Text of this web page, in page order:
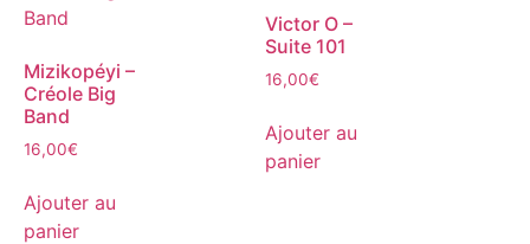
Mizikopéyi –
Créole Big
Band
16,00€
Ajouter au
panier
Victor O –
Suite 101
16,00€
Ajouter au
panier